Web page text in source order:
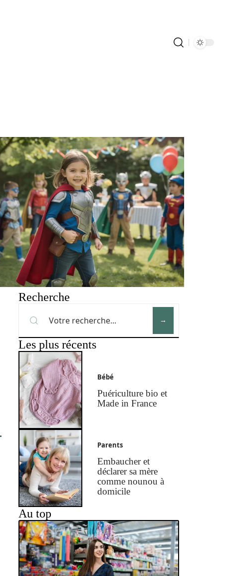
Recherche
Les plus récents
Bébé
Puériculture bio et
Made in France
Parents
Embaucher et
déclarer sa mère
comme nounou à
domicile
Au top